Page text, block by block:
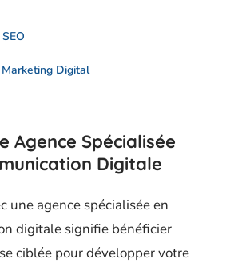
Digital
Agence Spécialisée
Digitale
une agence spécialisée en
digitale signifie bénéficier
ciblée pour développer votre